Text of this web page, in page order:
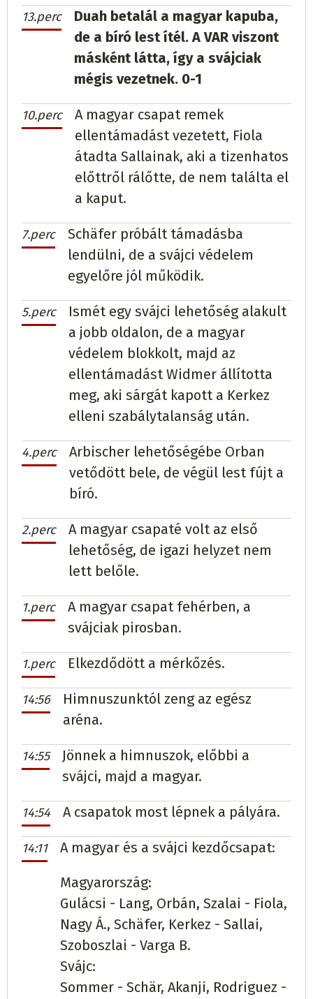
13.perc
Duah betalál a magyar kapuba,
de a bíró lest ítél. A VAR viszont
másként látta, így a svájciak
mégis vezetnek. 0-1
10.perc
A magyar csapat remek
ellentámadást vezetett, Fiola
átadta Sallainak, aki a tizenhatos
előttről rálőtte, de nem találta el
a kaput.
7.perc
Schäfer próbált támadásba
lendülni, de a svájci védelem
egyelőre jól működik.
5.perc
Ismét egy svájci lehetőség alakult
a jobb oldalon, de a magyar
védelem blokkolt, majd az
ellentámadást Widmer állította
meg, aki sárgát kapott a Kerkez
elleni szabálytalanság után.
4.perc
Arbischer lehetőségébe Orban
vetődött bele, de végül lest fújt a
bíró.
2.perc
A magyar csapaté volt az első
lehetőség, de igazi helyzet nem
lett belőle.
1.perc
A magyar csapat fehérben, a
svájciak pirosban.
1.perc Elkezdődött a mérkőzés.
14:56
Himnuszunktól zeng az egész
aréna.
14:55
Jönnek a himnuszok, előbbi a
svájci, majd a magyar.
14:54 A csapatok most lépnek a pályára.
14:11 A magyar és a svájci kezdőcsapat:
Magyarország:
Gulácsi - Lang, Orbán, Szalai - Fiola,
Nagy Á., Schäfer, Kerkez - Sallai,
Szoboszlai - Varga B.
Svájc:
Sommer - Schär, Akanji, Rodriguez -